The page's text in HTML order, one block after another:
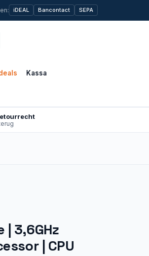
iDEAL Bancontact SEPA
Kassa
| 3,6GHz
| CPU